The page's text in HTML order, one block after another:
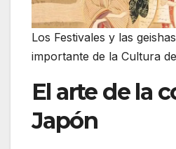
Los Festivales y las
importante de la Cultura
El arte de la
Japón